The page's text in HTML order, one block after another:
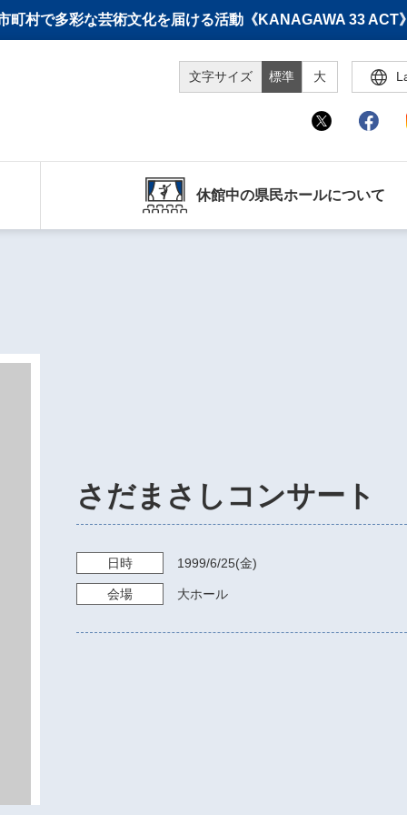
村で多彩な芸術文化を届ける活動《KANAGAWA 33 ACT
文字サイズ 標準 大
休館中の県民ホールについて
さだまさしコンサート
日時 1999/6/25(金)
会場 大ホール